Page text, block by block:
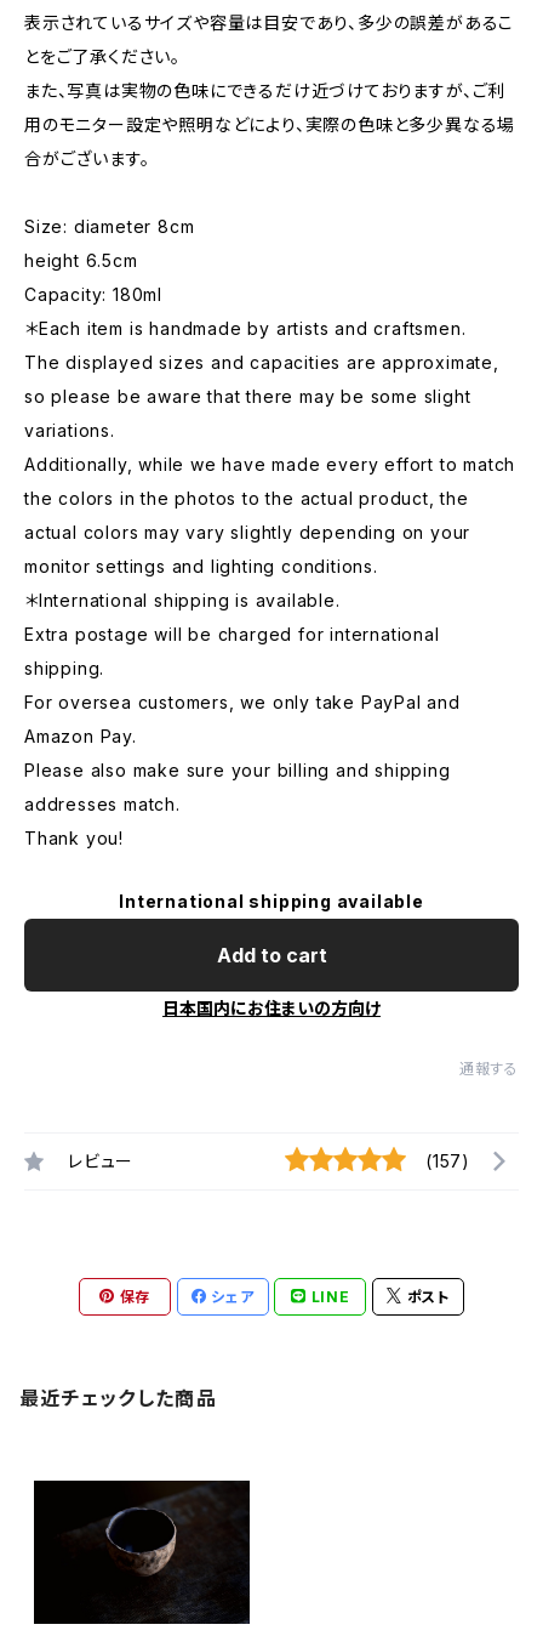
表示されているサイズや容量は目安であり、多少の誤差があるこ
とをご了承ください。
また、写真は実物の色味にできるだけ近づけておりますが、ご利
用のモニター設定や照明などにより、実際の色味と多少異なる場
合がございます。
Size: diameter 8cm
height 6.5cm
Capacity: 180ml
＊Each item is handmade by artists and craftsmen.
The displayed sizes and capacities are approximate,
so please be aware that there may be some slight
variations.
Additionally, while we have made every effort to match
the colors in the photos to the actual product, the
actual colors may vary slightly depending on your
monitor settings and lighting conditions.
＊International shipping is available.
Extra postage will be charged for international
shipping.
For oversea customers, we only take PayPal and
Amazon Pay.
Please also make sure your billing and shipping
addresses match.
Thank you!
International shipping available
Add to cart
日本国内にお住まいの方向け
通報する
レビュー (157)
保存 シェア LINE ポスト
最近チェックした商品